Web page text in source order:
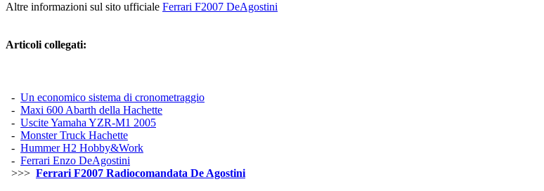
Altre informazioni sul sito ufficiale Ferrari F2007 DeAgostini
Articoli collegati:
- Un economico sistema di cronometraggio
- Maxi 600 Abarth della Hachette
- Uscite Yamaha YZR-M1 2005
- Monster Truck Hachette
- Hummer H2 Hobby&Work
- Ferrari Enzo DeAgostini
>>> Ferrari F2007 Radiocomandata De Agostini